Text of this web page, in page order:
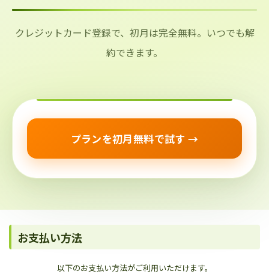
クレジットカード登録で、初月は完全無料。いつでも解
約できます。
プランを初月無料で試す →
お支払い方法
以下のお支払い方法がご利用いただけます。